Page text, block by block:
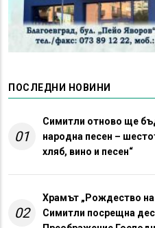
ПОСЛЕДНИ НОВИНИ
01
Симитли отново ще
народна песен –
хляб, вино и песен“
02
Храмът „Рождество
Симитли посрещна